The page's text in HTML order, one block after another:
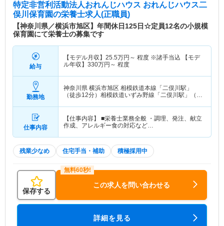
特定非営利活動法人おれんじハウス おれんじハウス二
俣川保育園の栄養士求人(正職員)
【神奈川県／横浜市旭区】年間休日125日☆定員12名の小規模
保育園にて栄養士の募集です
給与
【モデル月収】 25.5万円～ 程度 ※諸手当込 【モデ
ル年収】 330万円～ 程度
勤務地
神奈川県 横浜市旭区 相模鉄道本線「二俣川駅」
（徒歩12分）相模鉄道いずみ野線「二俣川駅」（徒
仕事内容
【仕事内容】 ■栄養士業務全般 ・調理、発注、献立
作成、アレルギー食の対応など…
残業少なめ 住宅手当・補助 積極採用中
保存する
この求人を問い合わせる
詳細を見る